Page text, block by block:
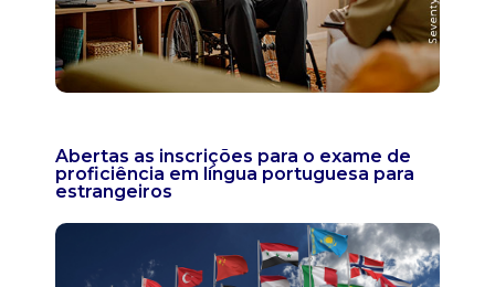
Abertas as inscrições para o exame de
proficiência em língua portuguesa para
estrangeiros